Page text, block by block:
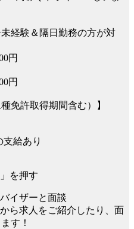
経験＆隔日勤務の方が対
円
円
免許取得期間含む）】
給あり
を押す
イザーと面談
ら求人をご紹介したり、面
す！